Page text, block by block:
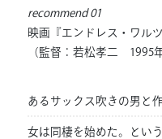
recommend 01
映画『エンドレス・ワルツ
（監督：若松孝二 1995年
あるサックス吹きの男と
女は同棲を始めた。とい